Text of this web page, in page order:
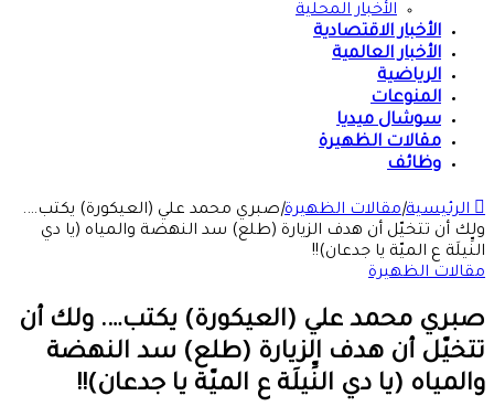
الأخبار المحلية
الأخبار الاقتصادية
الأخبار العالمية
الرياضية
المنوعات
سوشال ميديا
مقالات الظهيرة
وظائف
الرئيسية|مقالات الظهيرة|صبري محمد علي (العيكورة) يكتب….
ولك أن تتخيّل أن هدف الزيارة (طلع) سد النهضة والمياه (يا دي
النِّيلَة ع الميّة يا جدعان)!!
مقالات الظهيرة
صبري محمد علي (العيكورة) يكتب…. ولك أن
تتخيّل أن هدف الزيارة (طلع) سد النهضة
والمياه (يا دي النِّيلَة ع الميّة يا جدعان)!!